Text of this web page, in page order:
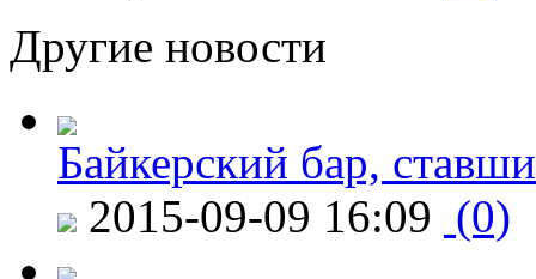
Другие новости
Байкерский бар,
2015-09-09 16:09 (0)